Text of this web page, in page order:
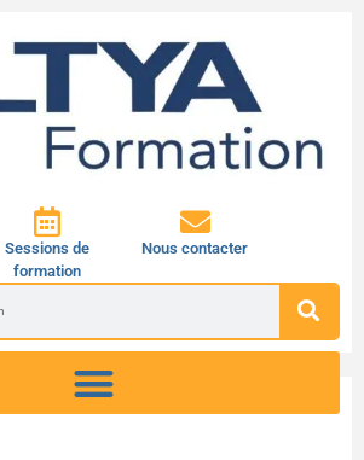
Sessions de
formation
Nous contacter